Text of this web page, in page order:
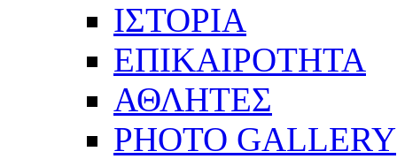
ΙΣΤΟΡΙΑ
ΕΠΙΚΑΙΡΟΤΗΤΑ
ΑΘΛΗΤΕΣ
PHOTO GALLERY